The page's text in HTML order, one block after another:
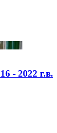
2022 г.в.